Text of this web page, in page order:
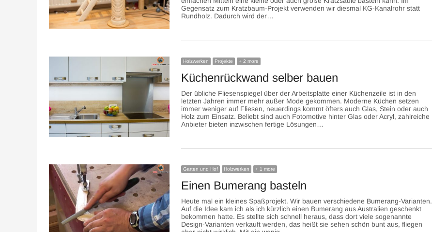
Gegensatz zum Kratzbaum-Projekt verwenden wir diesmal KG-Kanalrohr statt
Rundholz. Dadurch wird der…
Holzwerken Projekte + 2 more
Küchenrückwand selber bauen
Der übliche Fliesenspiegel über der Arbeitsplatte einer Küchenzeile ist in den
letzten Jahren immer mehr außer Mode gekommen. Moderne Küchen setzen
immer weniger auf Fliesen, neuerdings kommt öfters auch Glas, Stein oder auch
Holz zum Einsatz. Beliebt sind auch Fotomotive hinter Glas oder Acryl, zahlreiche
Anbieter bieten inzwischen fertige Lösungen…
Garten und Hof Holzwerken + 1 more
Einen Bumerang basteln
Heute mal ein kleines Spaßprojekt. Wir bauen verschiedene Bumerang-Varianten.
Auf die Idee kam ich als ich kürzlich einen Bumerang aus Australien geschenkt
bekommen hatte. Es stellte sich schnell heraus, dass dort viele sogenannte
Design-Varianten verkauft werden, das heißt sie sehen schön bunt aus, fliegen